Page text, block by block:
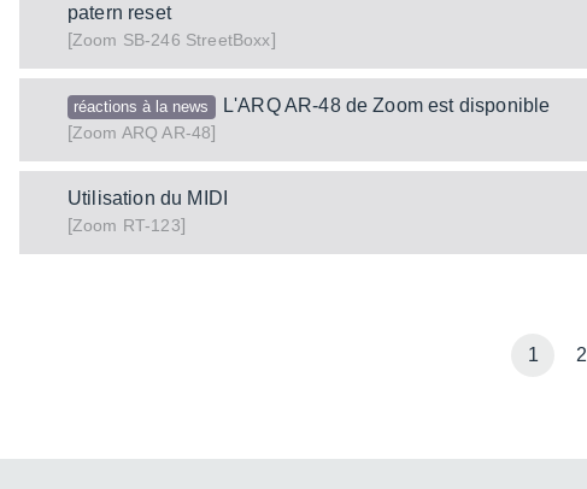
patern reset
[Zoom SB-246 StreetBoxx]
réactions à la news
L'ARQ AR-48 de Zoom est disponible
[Zoom ARQ AR-48]
Utilisation du MIDI
[Zoom RT-123]
1 2